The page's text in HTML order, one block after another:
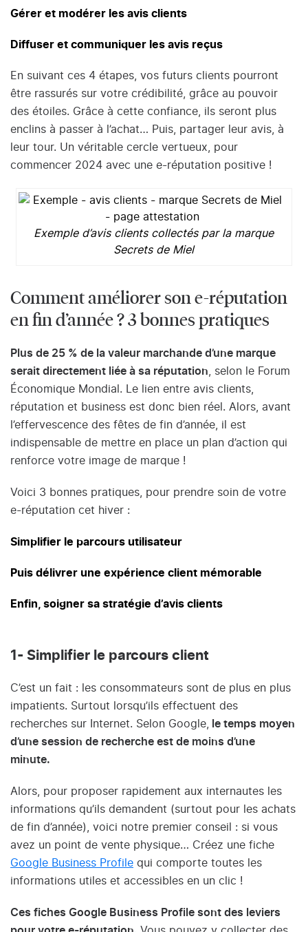
Gérer et modérer les avis clients
Diffuser et communiquer les avis reçus
En suivant ces 4 étapes, vos futurs clients pourront
être rassurés sur votre crédibilité, grâce au pouvoir
des étoiles. Grâce à cette confiance, ils seront plus
enclins à passer à l’achat… Puis, partager leur avis, à
leur tour. Un véritable cercle vertueux, pour
commencer 2024 avec une e-réputation positive !
Exemple d’avis clients collectés par la marque
Secrets de Miel
Comment améliorer son e-réputation
en fin d’année ? 3 bonnes pratiques
Plus de 25 % de la valeur marchande d’une marque
serait directement liée à sa réputation , selon le Forum
Économique Mondial. Le lien entre avis clients,
réputation et business est donc bien réel. Alors, avant
l’effervescence des fêtes de fin d’année, il est
indispensable de mettre en place un plan d’action qui
renforce votre image de marque !
Voici 3 bonnes pratiques, pour prendre soin de votre
e-réputation cet hiver :
Simplifier le parcours utilisateur
Puis délivrer une expérience client mémorable
Enfin, soigner sa stratégie d’avis clients
1- Simplifier le parcours client
C’est un fait : les consommateurs sont de plus en plus
impatients. Surtout lorsqu’ils effectuent des
recherches sur Internet. Selon Google,
le temps moyen
d’une session de recherche est de moins d’une
minute.
Alors, pour proposer rapidement aux internautes les
informations qu’ils demandent (surtout pour les achats
de fin d’année), voici notre premier conseil : si vous
avez un point de vente physique… Créez une fiche
Google Business Profile qui comporte toutes les
informations utiles et accessibles en un clic !
Ces fiches Google Business Profile sont des leviers